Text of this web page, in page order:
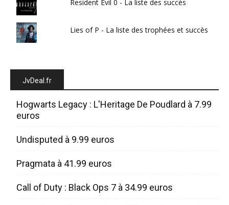
Resident Evil 0 - La liste des succès
Lies of P - La liste des trophées et succès
JvDeal.fr
Hogwarts Legacy : L'Heritage De Poudlard à 7.99
euros
Undisputed à 9.99 euros
Pragmata à 41.99 euros
Call of Duty : Black Ops 7 à 34.99 euros